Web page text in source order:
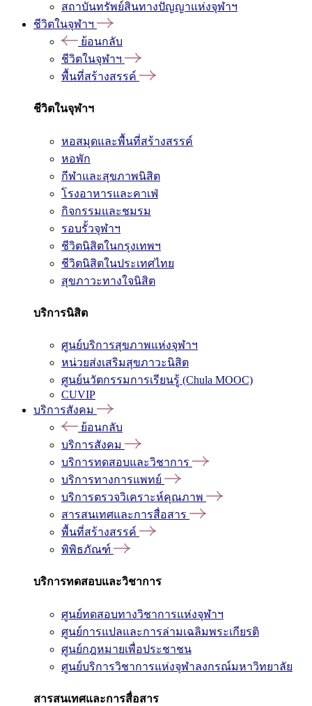
สถาบันทรัพย์สินทางปัญญาแห่งจุฬาฯ
ชีวิตในจุฬาฯ
ย้อนกลับ
ชีวิตในจุฬาฯ
พื้นที่สร้างสรรค์
ชีวิตในจุฬาฯ
หอสมุดและพื้นที่สร้างสรรค์
หอพัก
กีฬาและสุขภาพนิสิต
โรงอาหารและคาเฟ่
กิจกรรมและชมรม
รอบรั้วจุฬาฯ
ชีวิตนิสิตในกรุงเทพฯ
ชีวิตนิสิตในประเทศไทย
สุขภาวะทางใจนิสิต
บริการนิสิต
ศูนย์บริการสุขภาพแห่งจุฬาฯ
หน่วยส่งเสริมสุขภาวะนิสิต
ศูนย์นวัตกรรมการเรียนรู้ (Chula MOOC)
CUVIP
บริการสังคม
ย้อนกลับ
บริการสังคม
บริการทดสอบและวิชาการ
บริการทางการแพทย์
บริการตรวจวิเคราะห์คุณภาพ
สารสนเทศและการสื่อสาร
พื้นที่สร้างสรรค์
พิพิธภัณฑ์
บริการทดสอบและวิชาการ
ศูนย์ทดสอบทางวิชาการแห่งจุฬาฯ
ศูนย์การแปลและการล่ามเฉลิมพระเกียรติ
ศูนย์กฎหมายเพื่อประชาชน
ศูนย์บริการวิชาการแห่งจุฬาลงกรณ์มหาวิทยาลัย
สารสนเทศและการสื่อสาร